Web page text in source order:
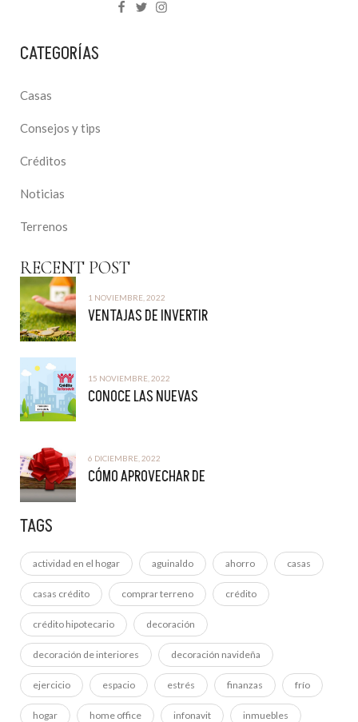
CATEGORÍAS
Casas
Consejos y tips
Créditos
Noticias
Terrenos
RECENT POST
1 NOVIEMBRE, 2022
VENTAJAS DE INVERTIR
15 NOVIEMBRE, 2022
CONOCE LAS NUEVAS
6 DICIEMBRE, 2022
CÓMO APROVECHAR DE
TAGS
actividad en el hogar aguinaldo ahorro casas
casas crédito comprar terreno crédito
crédito hipotecario decoración
decoración de interiores decoración navideña
ejercicio espacio estrés finanzas frío
hogar home office infonavit inmuebles